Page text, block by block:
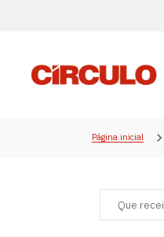
Página inicial